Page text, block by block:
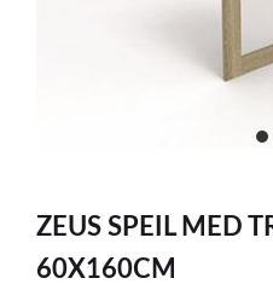
of
2
ZEUS SPEIL MED
60X160CM